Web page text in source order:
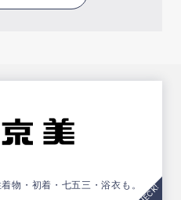
物・初着・七五三・浴衣も。